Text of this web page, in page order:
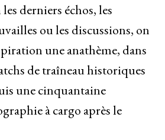
derniers échos, les
ou les discussions, on
une anathème, dans
de traîneau historiques
une cinquantaine
à cargo après le